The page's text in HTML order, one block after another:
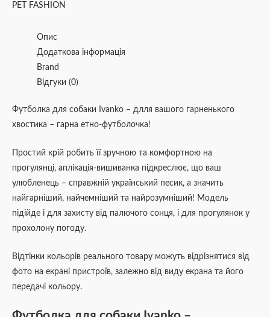
PET FASHION
Опис
Додаткова інформація
Brand
Відгуки (0)
Футболка для собаки Ivanko – длля вашого гарненького
хвостика – гарна етно-футболочка!
Простий крій робить її зручною та комфортною на
прогулянці, аплікація-вишиванка підкреслює, що ваш
улюбленець – справжній український песик, а значить
найгарніший, найчемніший та найрозумніший! Модель
підійде і для захисту від палючого сонця, і для прогулянок у
прохолону погоду.
Відтінки кольорів реального товару можуть відрізнятися від
фото на екрані пристроїв, залежно від виду екрана та його
передачі кольору.